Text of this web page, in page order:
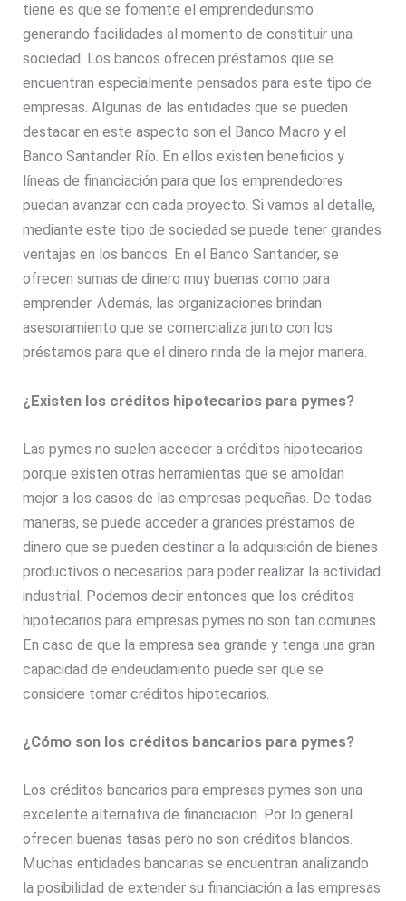
tiene es que se fomente el emprendedurismo
generando facilidades al momento de constituir una
sociedad. Los bancos ofrecen préstamos que se
encuentran especialmente pensados para este tipo de
empresas. Algunas de las entidades que se pueden
destacar en este aspecto son el Banco Macro y el
Banco Santander Río. En ellos existen beneficios y
líneas de financiación para que los emprendedores
puedan avanzar con cada proyecto. Si vamos al detalle,
mediante este tipo de sociedad se puede tener grandes
ventajas en los bancos. En el Banco Santander, se
ofrecen sumas de dinero muy buenas como para
emprender. Además, las organizaciones brindan
asesoramiento que se comercializa junto con los
préstamos para que el dinero rinda de la mejor manera.
¿Existen los créditos hipotecarios para pymes?
Las pymes no suelen acceder a créditos hipotecarios
porque existen otras herramientas que se amoldan
mejor a los casos de las empresas pequeñas. De todas
maneras, se puede acceder a grandes préstamos de
dinero que se pueden destinar a la adquisición de bienes
productivos o necesarios para poder realizar la actividad
industrial. Podemos decir entonces que los créditos
hipotecarios para empresas pymes no son tan comunes.
En caso de que la empresa sea grande y tenga una gran
capacidad de endeudamiento puede ser que se
considere tomar créditos hipotecarios.
¿Cómo son los créditos bancarios para pymes?
Los créditos bancarios para empresas pymes son una
excelente alternativa de financiación. Por lo general
ofrecen buenas tasas pero no son créditos blandos.
Muchas entidades bancarias se encuentran analizando
la posibilidad de extender su financiación a las empresas